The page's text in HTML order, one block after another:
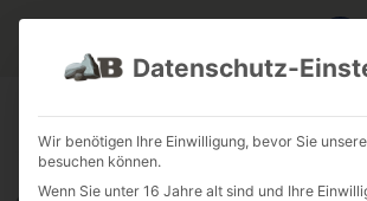
JOBS
FUHRPARK
Datenschutz-
Wir benötigen Ihre Einwilligung, bevor Sie
besuchen können.
Wenn Sie unter 16 Jahre alt sind und Ihre